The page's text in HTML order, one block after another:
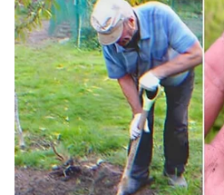
DOWNLOAD APP